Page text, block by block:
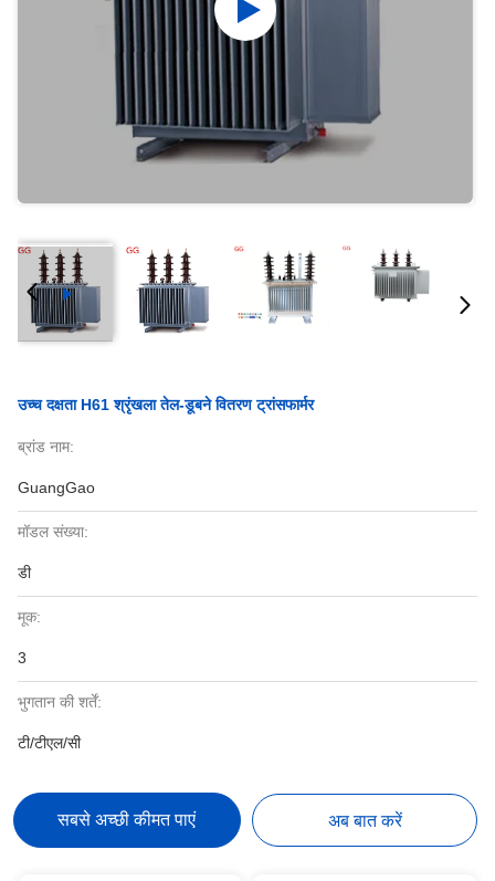
उच्च दक्षता H61 श्रृंखला तेल-डूबने वितरण ट्रांसफार्मर
ब्रांड नाम:
GuangGao
मॉडल संख्या:
डी
मूक:
3
भुगतान की शर्तें:
टी/टीएल/सी
सबसे अच्छी कीमत पाएं अब बात करें